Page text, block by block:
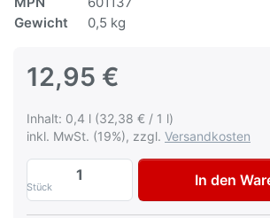
Gewicht
0,5 kg
12,95 €
Inhalt: 0,4 l (32,38 € / 1 l)
inkl. MwSt. (19%), zzgl. Versandkosten
Stück
Autolack
In den